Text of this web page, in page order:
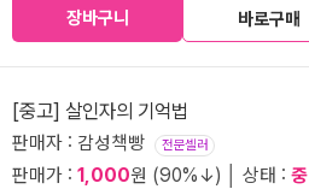
장바구니 바로구매
[중고] 살인자의 기억법
판매자 : 감성책빵 전문셀러
판매가 : 1,000원 (90%↓) │ 상태 : 중